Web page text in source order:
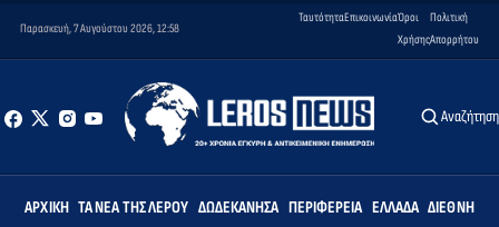
Παρασκευή, 7 Αυγούστου 2026, 12:58
ΤαυτότηταΕπικοινωνίαΌροι
Χρήσης
Πολιτική
Απορρήτου
Αναζήτηση
ΑΡΧΙΚΉ ΤΑ ΝΈΑ ΤΗΣ ΛΈΡΟΥ ΔΩΔΕΚΆΝΗΣΑ ΠΕΡΙΦΈΡΕΙΑ ΕΛΛΆΔΑ ΔΙΕΘΝΉ